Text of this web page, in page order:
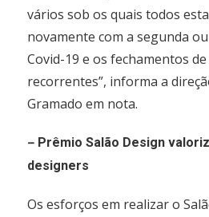
vários sob os quais todos
novamente com a segunda
Covid-19 e os fechamentos
recorrentes”, informa a
Gramado em nota.
– Prêmio Salão Design
designers
Os esforços em realizar o